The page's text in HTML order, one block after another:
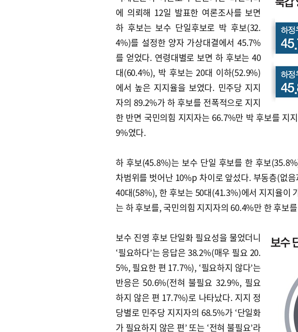
에 의뢰해 12일 발표한 여론조사를 보면
하 후보는 보수 단일후보로 박 후보(32.
4%)를 설정한 양자 가상대결에서 45.7%
를 얻었다. 연령대별로 보면 하 후보는 40
대(60.4%), 박 후보는 20대 이하(52.9%)
에서 높은 지지율을 보였다. 민주당 지지
자의 89.2%가 하 후보를 전폭적으로 지지
한 반면 국민의힘 지지자는 66.7%만 박 후보를 지
9%였다.
하 후보(45.8%)는 보수 단일 후보를 한 후보
차범위를 벗어난 10%p 차이로 앞섰다. 부동층(없
40대(58%), 한 후보는 50대(41.3%)에서 지지율이
는 하 후보를, 국민의힘 지지자의 60.4%만 한 후보
보수 진영 후보 단일화 필요성을 물었더니
‘필요하다’는 응답은 38.2%(매우 필요 20.
5%, 필요한 편 17.7%), ‘필요하지 않다’는
반응은 50.6%(전혀 불필요 32.9%, 필요
하지 않은 편 17.7%)로 나타났다. 지지 정
당별로 민주당 지지자의 68.5%가 ‘단일화
가 필요하지 않은 편’ 또는 ‘전혀 불필요’라